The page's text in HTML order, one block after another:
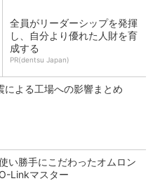
全員がリーダーシップを発揮
し、自分より優れた人財を育
成する
PR(dentsu Japan)
による工場への影響まとめ
い勝手にこだわったオムロン
Linkマスター